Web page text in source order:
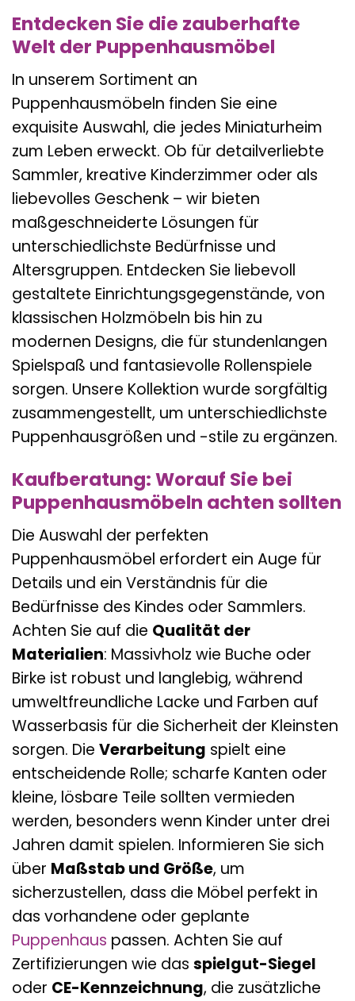
Entdecken Sie die zauberhafte
Welt der Puppenhausmöbel
In unserem Sortiment an
Puppenhausmöbeln finden Sie eine
exquisite Auswahl, die jedes Miniaturheim
zum Leben erweckt. Ob für detailverliebte
Sammler, kreative Kinderzimmer oder als
liebevolles Geschenk – wir bieten
maßgeschneiderte Lösungen für
unterschiedlichste Bedürfnisse und
Altersgruppen. Entdecken Sie liebevoll
gestaltete Einrichtungsgegenstände, von
klassischen Holzmöbeln bis hin zu
modernen Designs, die für stundenlangen
Spielspaß und fantasievolle Rollenspiele
sorgen. Unsere Kollektion wurde sorgfältig
zusammengestellt, um unterschiedlichste
Puppenhausgrößen und -stile zu ergänzen.
Kaufberatung: Worauf Sie bei
Puppenhausmöbeln achten sollten
Die Auswahl der perfekten
Puppenhausmöbel erfordert ein Auge für
Details und ein Verständnis für die
Bedürfnisse des Kindes oder Sammlers.
Achten Sie auf die Qualität der
Materialien: Massivholz wie Buche oder
Birke ist robust und langlebig, während
umweltfreundliche Lacke und Farben auf
Wasserbasis für die Sicherheit der Kleinsten
sorgen. Die Verarbeitung spielt eine
entscheidende Rolle; scharfe Kanten oder
kleine, lösbare Teile sollten vermieden
werden, besonders wenn Kinder unter drei
Jahren damit spielen. Informieren Sie sich
über Maßstab und Größe, um
sicherzustellen, dass die Möbel perfekt in
das vorhandene oder geplante
Puppenhaus passen. Achten Sie auf
Zertifizierungen wie das spielgut-Siegel
oder CE-Kennzeichnung, die zusätzliche